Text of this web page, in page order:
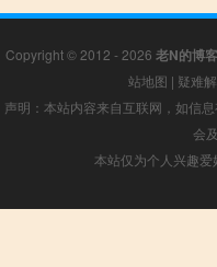
Copyright © 2012 - 2026 老N的博客
站地图 | 疑难
声明：本站内容来自互联网，如信
会
本站仅为个人兴趣